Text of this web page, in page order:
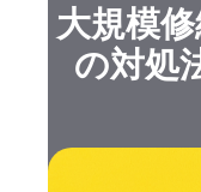
大規模
の対処